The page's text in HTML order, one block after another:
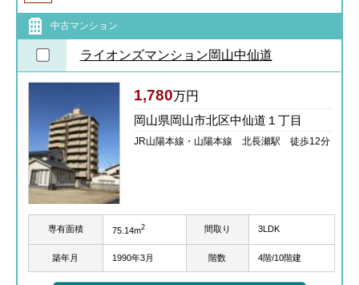
中古マンション
ライオンズマンション岡山中仙道
1,780万円
岡山県岡山市北区中仙道１丁目
JR山陽本線・山陽本線 北長瀬駅 徒歩12分
専有面積 75.14m2 間取り 3LDK
築年月 1990年3月 階数 4階/10階建